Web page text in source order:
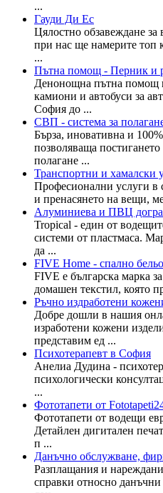
...
Гауди Ди Ес
Цялостно обзавеждане
при нас ще намерите топ
...
Пътна помощ - Перник и
Денонощна пътна помощ
камиони и автобуси за
София до ...
СВП - система за
Бърза, иновативна и
позволяваща
полагане ...
Транспортни и хамалски
Професионални услуги в
и пренасянето на вещи,
Алуминиева и ПВЦ
Tropical - един от
системи от пластмаса.
да ...
FIVE Home - спално
FIVE е българска марка
домашен текстил, която
Ръчно издработени
Добре дошли в нашия
изработени кожени
представим ед ...
Психотерапевт в София
Анелиа Дудина -
психологически
...
Фототапети от
Фототапети от водещи
Детайлен дигитален
п ...
Данъчно обслужване,
Разплащания и
справки относно